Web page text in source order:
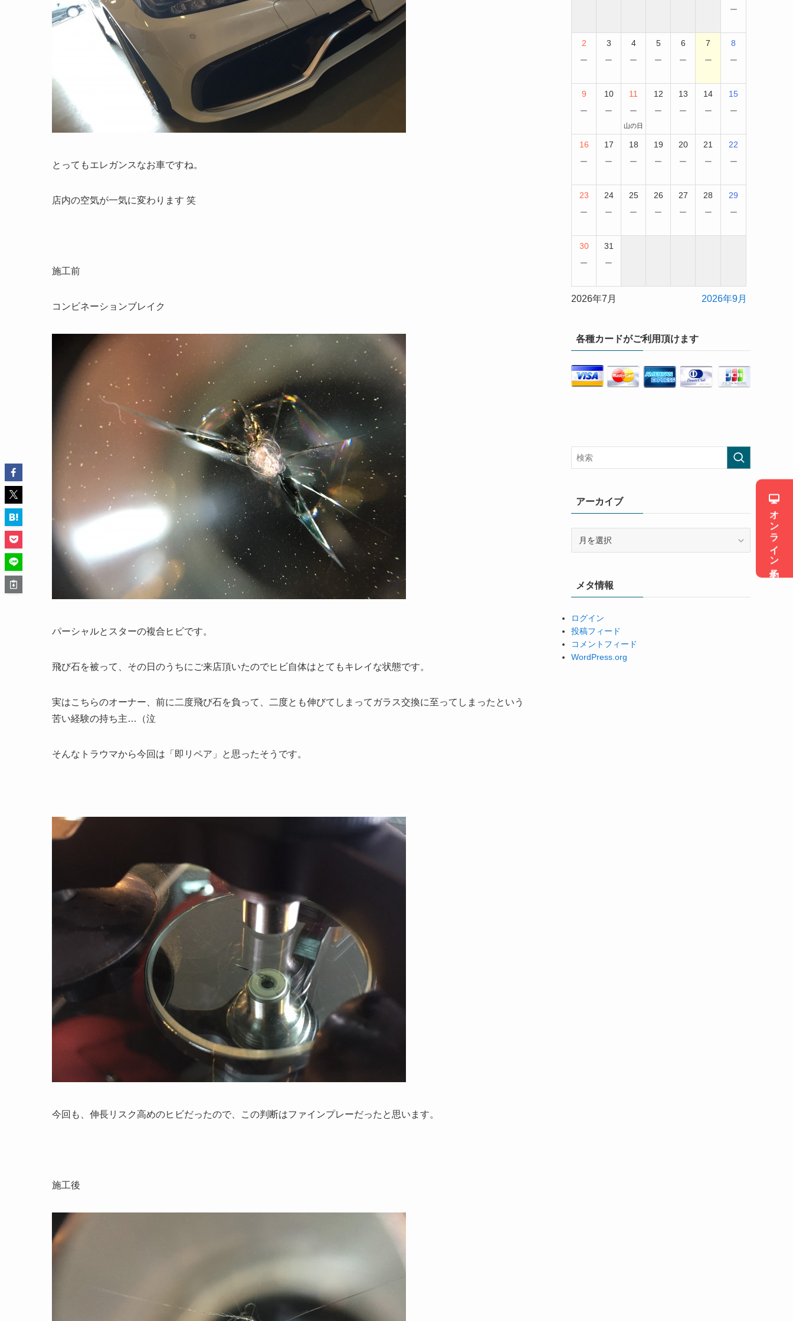
とってもエレガンスなお車ですね。
店内の空気が一気に変わります 笑
施工前
コンビネーションブレイク
パーシャルとスターの複合ヒビです。
飛び石を被って、その日のうちにご来店頂いたのでヒビ自体はとてもキレイな状態です。
実はこちらのオーナー、前に二度飛び石を負って、二度とも伸びてしまってガラス交換に至ってしまったという
苦い経験の持ち主…（泣
そんなトラウマから今回は「即リペア」と思ったそうです。
今回も、伸長リスク高めのヒビだったので、この判断はファインプレーだったと思います。
施工後
−
2
−
3
−
4
−
5
−
6
−
7
−
8
−
9
−
10
−
11
−
山の日
12
−
13
−
14
−
15
−
16
−
17
−
18
−
19
−
20
−
21
−
22
−
23
−
24
−
25
−
26
−
27
−
28
−
29
−
30
−
31
−
2026年7月 2026年9月
各種カードがご利用頂けます
アーカイブ
ブメタ情報
ログイン
投稿フィード
コメントフィード
WordPress.org
オンライン予約